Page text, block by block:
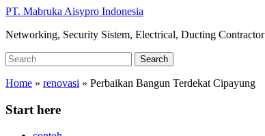
Skip
main
PT. Mabruka Aisypro Indonesia
Networking, Security Sistem, Electrical, Ducting Contractor
Search
for:
Search
Home » renovasi » Perbaikan Bangun Terdekat Cipayung
Start here